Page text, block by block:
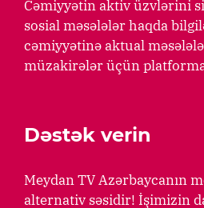
Cəmiyyətin aktiv üzvlərini
sosial məsələlər haqda
cəmiyyətinə aktual
müzakirələr üçün
Dəstək verin
Meydan TV Azərbaycanın
alternativ səsidir! İşimizin